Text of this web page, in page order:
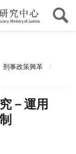
刑事政策興革
－運用